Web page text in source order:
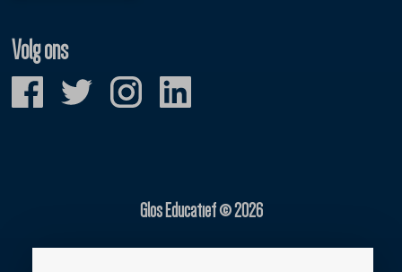
Volg ons
Glos Educatief © 2026